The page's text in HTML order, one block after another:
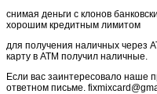
снимая деньги с клонов
хорошим кредитным лимитом
для получения наличных через
карту в ATM получил наличные.
Если вас заинтересовало наше
ответном письме.